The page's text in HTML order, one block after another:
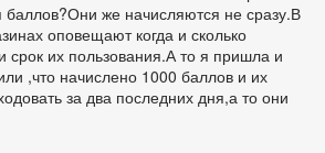
баллов?Они же начисляются не сразу.В
оповещают когда и сколько
срок их пользования.А то я пришла и
,что начислено 1000 баллов и их
за два последних дня,а то они